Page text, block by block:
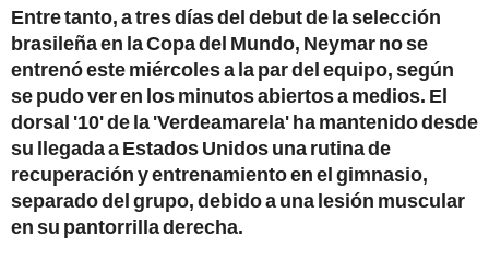
Entre tanto, a tres días del debut de la selección
brasileña en la Copa del Mundo, Neymar no se
entrenó este miércoles a la par del equipo, según
se pudo ver en los minutos abiertos a medios. El
dorsal '10' de la 'Verdeamarela' ha mantenido desde
su llegada a Estados Unidos una rutina de
recuperación y entrenamiento en el gimnasio,
separado del grupo, debido a una lesión muscular
en su pantorrilla derecha.